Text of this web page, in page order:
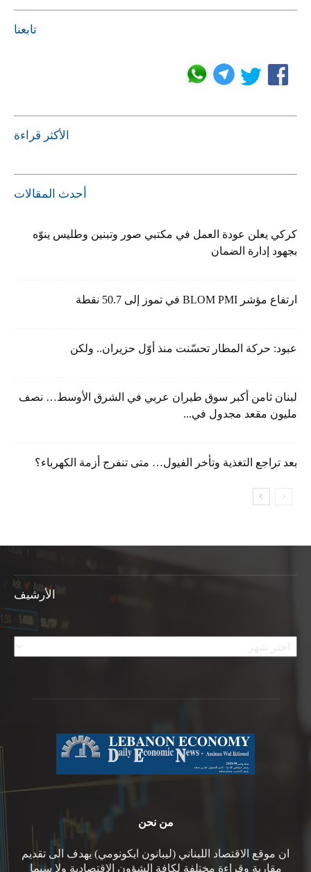
تابعنا
الأكثر قراءة
أحدث المقالات
كركي يعلن عودة العمل في مكتبي صور وتبنين وطليس ينوّه
بجهود إدارة الضمان
ارتفاع مؤشر BLOM PMI في تموز إلى 50.7 نقطة
عبود: حركة المطار تحسّنت منذ أوّل حزيران.. ولكن
لبنان ثامن أكبر سوق طيران عربي في الشرق الأوسط… نصف
مليون مقعد مجدول في...
بعد تراجع التغذية وتأخر الفيول… متى تنفرج أزمة الكهرباء؟
الأرشيف
الأرشيف
من نحن
ان موقع الاقتصاد اللبناني (ليبانون ايكونومي) يهدف الى تقديم
مقاربة وقراءة مختلفة لكافة الشؤون الاقتصادية ولا سيما